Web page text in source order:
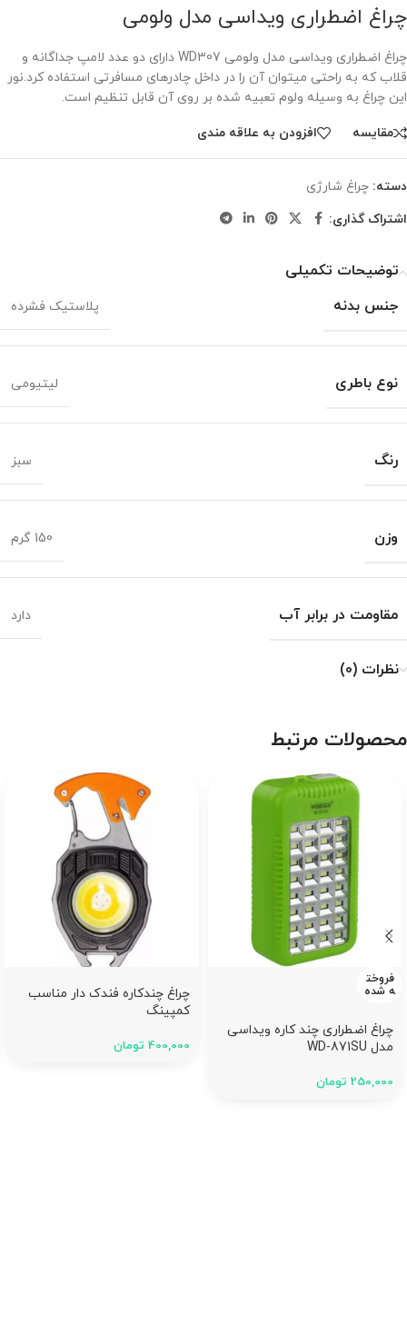
چراغ اضطراری ویداسی مدل ولومی
چراغ اضطراری ویداسی مدل ولومی WD307 دارای دو عدد لامپ جداگانه و
قلاب که به راحتی میتوان آن را در داخل چادرهای مسافرتی استفاده کرد.نور
این چراغ به وسیله ولوم تعبیه شده بر روی آن قابل تنظیم است.
مقايسه افزودن به علاقه مندی
دسته: چراغ شارژی
اشتراک گذاری:
توضیحات تکمیلی
جنس بدنه
پلاستیک فشرده
نوع باطری لیتیومی
رنگ سبز
وزن 150 گرم
مقاومت در برابر آب دارد
نظرات (0)
محصولات مرتبط
فروخت
ه شده
چراغ اضطراری چند کاره ویداسی
مدل WD-871SU
250,000 تومان
چراغ چندکاره فندک دار مناسب
کمپینگ
400,000 تومان